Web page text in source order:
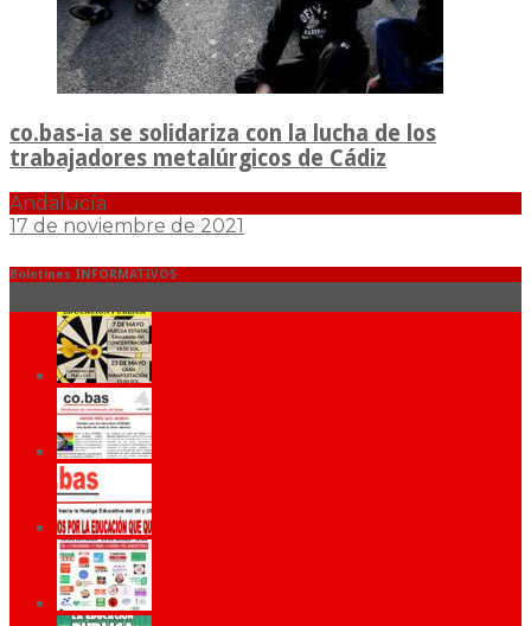
co.bas-ia se solidariza con la lucha de los
trabajadores metalúrgicos de Cádiz
Andalucía
17 de noviembre de 2021
Boletines INFORMATIVOS